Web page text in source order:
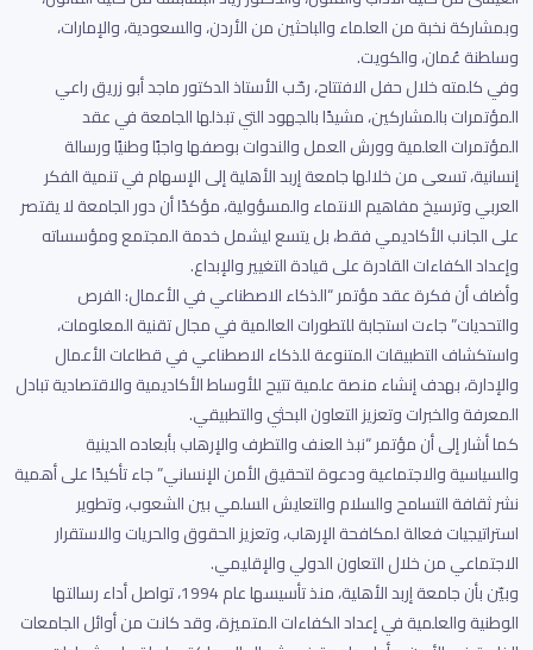
وبمشاركة نخبة من العلماء والباحثين من الأردن، والسعودية، والإمارات،
وسلطنة عُمان، والكويت.
وفي كلمته خلال حفل الافتتاح، رحّب الأستاذ الدكتور ماجد أبو زريق راعي
المؤتمرات بالمشاركين، مشيدًا بالجهود التي تبذلها الجامعة في عقد
المؤتمرات العلمية وورش العمل والندوات بوصفها واجبًا وطنيًا ورسالة
إنسانية، تسعى من خلالها جامعة إربد الأهلية إلى الإسهام في تنمية الفكر
العربي وترسيخ مفاهيم الانتماء والمسؤولية، مؤكدًا أن دور الجامعة لا يقتصر
على الجانب الأكاديمي فقط، بل يتسع ليشمل خدمة المجتمع ومؤسساته
وإعداد الكفاءات القادرة على قيادة التغيير والإبداع.
وأضاف أن فكرة عقد مؤتمر “الذكاء الاصطناعي في الأعمال: الفرص
والتحديات” جاءت استجابة للتطورات العالمية في مجال تقنية المعلومات،
واستكشاف التطبيقات المتنوعة للذكاء الاصطناعي في قطاعات الأعمال
والإدارة، بهدف إنشاء منصة علمية تتيح للأوساط الأكاديمية والاقتصادية تبادل
المعرفة والخبرات وتعزيز التعاون البحثي والتطبيقي.
كما أشار إلى أن مؤتمر “نبذ العنف والتطرف والإرهاب بأبعاده الدينية
والسياسية والاجتماعية ودعوة لتحقيق الأمن الإنساني” جاء تأكيدًا على أهمية
نشر ثقافة التسامح والسلام والتعايش السلمي بين الشعوب، وتطوير
استراتيجيات فعالة لمكافحة الإرهاب، وتعزيز الحقوق والحريات والاستقرار
الاجتماعي من خلال التعاون الدولي والإقليمي.
وبيّن بأن جامعة إربد الأهلية، منذ تأسيسها عام 1994، تواصل أداء رسالتها
الوطنية والعلمية في إعداد الكفاءات المتميزة، وقد كانت من أوائل الجامعات